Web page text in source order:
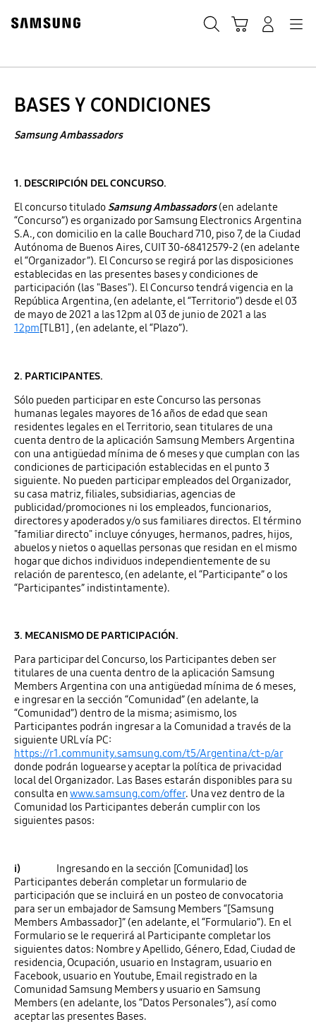
content
Convocatoria
Ambassadors
Válido desde 2021-05-03 ~ 2021-06-03
BASES Y CONDICIONES
Samsung Ambassadors
1. DESCRIPCIÓN DEL CONCURSO.
El concurso titulado Samsung Ambassadors(en adelante
“Concurso”) es organizado por Samsung Electronics Argentina
S.A., con domicilio en la calle Bouchard 710, piso 7, de la Ciudad
Autónoma de Buenos Aires, CUIT 30-68412579-2 (en adelante
el “Organizador”). El Concurso se regirá por las disposiciones
establecidas en las presentes bases y condiciones de
participación (las "Bases"). El Concurso tendrá vigencia en la
República Argentina, (en adelante, el “Territorio”) desde el 03
de mayo de 2021 a las 12pm al 03 de junio de 2021 a las
12pm[TLB1] , (en adelante, el “Plazo”).
2. PARTICIPANTES.
Sólo pueden participar en este Concurso las personas
humanas legales mayores de 16 años de edad que sean
residentes legales en el Territorio, sean titulares de una
cuenta dentro de la aplicación Samsung Members Argentina
con una antigüedad mínima de 6 meses y que cumplan con las
condiciones de participación establecidas en el punto 3
siguiente. No pueden participar empleados del Organizador,
su casa matriz, filiales, subsidiarias, agencias de
publicidad/promociones ni los empleados, funcionarios,
directores y apoderados y/o sus familiares directos. El término
"familiar directo" incluye cónyuges, hermanos, padres, hijos,
abuelos y nietos o aquellas personas que residan en el mismo
hogar que dichos individuos independientemente de su
relación de parentesco, (en adelante, el “Participante” o los
“Participantes” indistintamente).
3. MECANISMO DE PARTICIPACIÓN.
Para participar del Concurso, los Participantes deben ser
titulares de una cuenta dentro de la aplicación Samsung
Members Argentina con una antigüedad mínima de 6 meses,
e ingresar en la sección “Comunidad” (en adelante, la
“Comunidad”) dentro de la misma; asimismo, los
Participantes podrán ingresar a la Comunidad a través de la
siguiente URL vía PC:
https://r1.community.samsung.com/t5/Argentina/ct-p/ar
donde podrán loguearse y aceptar la política de privacidad
local del Organizador. Las Bases estarán disponibles para su
consulta enwww.samsung.com/offer. Una vez dentro de la
Comunidad los Participantes deberán cumplir con los
siguientes pasos:
i) Ingresando en la sección [Comunidad] los
Participantes deberán completar un formulario de
participación que se incluirá en un posteo de convocatoria
para ser un embajador de Samsung Members “[Samsung
Members Ambassador]” (en adelante, el “Formulario”). En el
Formulario se le requerirá al Participante completar los
siguientes datos: Nombre y Apellido, Género, Edad, Ciudad de
residencia, Ocupación, usuario en Instagram, usuario en
Facebook, usuario en Youtube, Email registrado en la
Comunidad Samsung Members y usuario en Samsung
Members (en adelante, los “Datos Personales”), así como
aceptar las presentes Bases.